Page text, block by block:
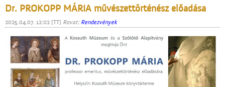
Dr. PROKOPP MÁRIA művészettörténész előadása
2025.04.07. 12:02 [TT] Rovat: Rendezvények